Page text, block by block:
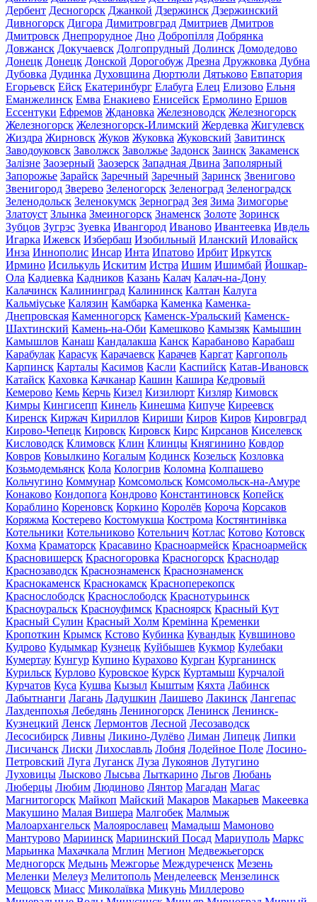
Дербент Десногорск Джанкой Дзержинск Дзержинский
Дивногорск Дигора Димитровград Дмитриев Дмитров
Дмитровск Днепрорудное Дно Добропілля Добрянка
Довжанск Докучаевск Долгопрудный Долинск Домодедово
Донецк Донецк Донской Дорогобуж Дрезна Дружковка Дубна
Дубовка Дудинка Духовщина Дюртюли Дятьково Евпатория
Егорьевск Ейск Екатеринбург Елабуга Елец Елизово Ельня
Еманжелинск Емва Енакиево Енисейск Ермолино Ершов
Ессентуки Ефремов Ждановка Железноводск Железногорск
Железногорск Железногорск-Илимский Жердевка Жигулевск
Жиздра Жирновск Жуков Жуковка Жуковский Завитинск
Заводоуковск Заволжск Заволжье Задонск Заинск Закаменск
Залізне Заозерный Заозерск Западная Двина Заполярный
Запорожье Зарайск Заречный Заречный Заринск Звенигово
Звенигород Зверево Зеленогорск Зеленоград Зеленоградск
Зеленодольск Зеленокумск Зерноград Зея Зима Зимогорье
Златоуст Злынка Змеиногорск Знаменск Золоте Зоринск
Зубцов Зугрэс Зуевка Ивангород Иваново Ивантеевка Ивдель
Игарка Ижевск Избербаш Изобильный Иланский Иловайск
Инза Иннополис Инсар Инта Ипатово Ирбит Иркутск
Ирмино Исилькуль Искитим Истра Ишим Ишимбай Йошкар-
Ола Кадиевка Кадников Казань Калач Калач-на-Дону
Калачинск Калининград Калининск Калтан Калуга
Кальміуське Калязин Камбарка Каменка Каменка-
Днепровская Каменногорск Каменск-Уральский Каменск-
Шахтинский Камень-на-Оби Камешково Камызяк Камышин
Камышлов Канаш Кандалакша Канск Карабаново Карабаш
Карабулак Карасук Карачаевск Карачев Каргат Каргополь
Карпинск Карталы Касимов Касли Каспийск Катав-Ивановск
Катайск Каховка Качканар Кашин Кашира Кедровый
Кемерово Кемь Керчь Кизел Кизилюрт Кизляр Кимовск
Кимры Кингисепп Кинель Кинешма Кипуче Киреевск
Киренск Киржач Кириллов Кириши Киров Киров Кировград
Кирово-Чепецк Кировск Кировск Кирс Кирсанов Киселевск
Кисловодск Климовск Клин Клинцы Княгинино Ковдор
Ковров Ковылкино Когалым Кодинск Козельск Козловка
Козьмодемьянск Кола Кологрив Коломна Колпашево
Кольчугино Коммунар Комсомольск Комсомольск-на-Амуре
Конаково Кондопога Кондрово Константиновск Копейск
Кораблино Кореновск Коркино Королёв Короча Корсаков
Коряжма Костерево Костомукша Кострома Костянтинівка
Котельники Котельниково Котельнич Котлас Котово Котовск
Кохма Краматорск Красавино Красноармейск Красноармейск
Красновишерск Красногоровка Красногорск Краснодар
Краснозаводск Краснознаменск Краснознаменск
Краснокаменск Краснокамск Красноперекопск
Краснослободск Краснослободск Краснотурьинск
Красноуральск Красноуфимск Красноярск Красный Кут
Красный Сулин Красный Холм Кремінна Кременки
Кропоткин Крымск Кстово Кубинка Кувандык Кувшиново
Кудрово Кудымкар Кузнецк Куйбышев Кукмор Кулебаки
Кумертау Кунгур Купино Курахово Курган Курганинск
Курильск Курлово Куровское Курск Куртамыш Курчалой
Курчатов Куса Кушва Кызыл Кыштым Кяхта Лабинск
Лабытнанги Лагань Ладушкин Лаишево Лакинск Лангепас
Лахденпохья Лебедянь Лениногорск Ленинск Ленинск-
Кузнецкий Ленск Лермонтов Лесной Лесозаводск
Лесосибирск Ливны Ликино-Дулёво Лиман Липецк Липки
Лисичанск Лиски Лихославль Лобня Лодейное Поле Лосино-
Петровский Луга Луганск Луза Лукоянов Лутугино
Луховицы Лысково Лысьва Лыткарино Льгов Любань
Люберцы Любим Людиново Лянтор Магадан Магас
Магнитогорск Майкоп Майский Макаров Макарьев Макеевка
Макушино Малая Вишера Малгобек Малмыж
Малоархангельск Малоярославец Мамадыш Мамоново
Мантурово Мариинск Мариинский Посад Мариуполь Маркс
Марьинка Махачкала Мглин Мегион Медвежьегорск
Медногорск Медынь Межгорье Междуреченск Мезень
Меленки Мелеуз Мелитополь Менделеевск Мензелинск
Мещовск Миасс Миколаївка Микунь Миллерово